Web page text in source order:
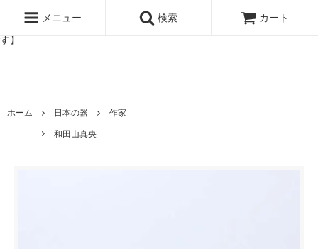
ッタのオンラインストア【アラビア,クイストゴーなどの北欧ヴィンテ
ージ食器,雅峰窯やソルテグラスジュエリーなどの作家の作品が並びま
す】
メニュー 検索 カート
ホーム 日本の器
作家
和田山真央